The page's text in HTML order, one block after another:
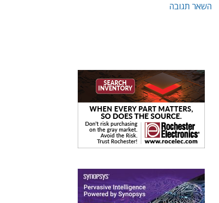
השאר תגובה